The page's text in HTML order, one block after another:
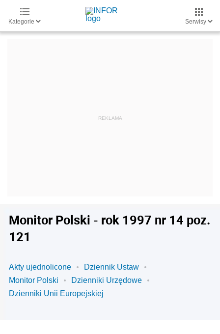
Kategorie Serwisy
Monitor Polski - rok 1997 nr 14 poz.
121
Akty ujednolicone
Dziennik Ustaw
Monitor Polski
Dzienniki Urzędowe
Dzienniki Unii Europejskiej